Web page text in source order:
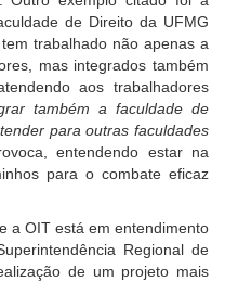
de Direito da UFMG
trabalhado não apenas a
mas integrados também
aos trabalhadores
também a faculdade de
para outras faculdades
entendendo estar na
para o combate eficaz
a OIT está em entendimento
Regional de
de um projeto mais